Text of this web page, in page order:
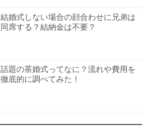
結婚式しない場合の顔合わせに兄弟は
同席する？結納金は不要？
話題の茶婚式ってなに？流れや費用を
徹底的に調べてみた！